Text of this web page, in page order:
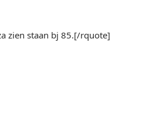
zien staan bj 85.[/rquote]